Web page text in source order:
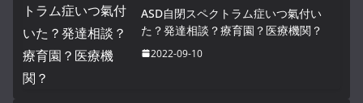
ASD自閉スペクトラム症いつ氣付い
た？発達相談？療育園？医療機関？
2022-09-10